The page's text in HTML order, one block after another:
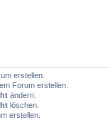
erstellen.
Forum erstellen.
ändern.
löschen.
erstellen.